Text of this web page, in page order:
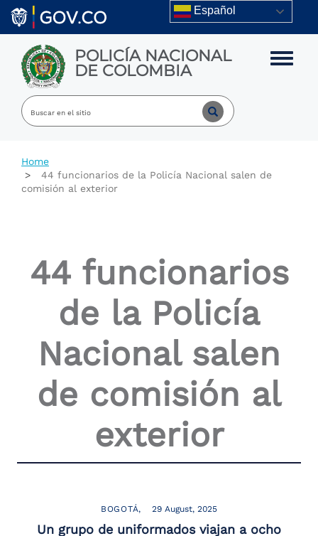
Skip to main content Español
POLICÍA NACIONAL
DE COLOMBIA Toggle
Home
44 funcionarios de la Policía Nacional salen de
comisión al exterior
44 funcionarios
de la Policía
Nacional salen
de comisión al
exterior
BOGOTÁ 29 August, 2025
Un grupo de uniformados viajan a ocho